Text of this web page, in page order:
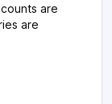
are
are